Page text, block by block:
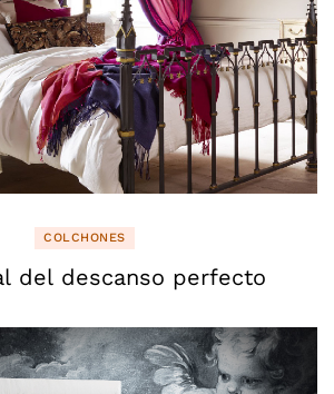
COLCHONES
del descanso perfecto